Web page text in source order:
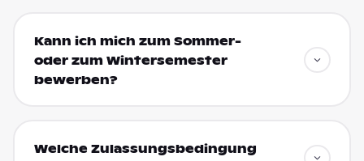
Kann ich mich zum Sommer-
oder zum Wintersemester
bewerben?
Welche Zulassungsbedingung